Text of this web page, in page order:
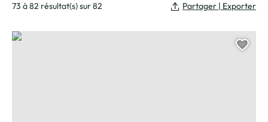
73 à 82 résultat(s) sur 82 Partager | Exporter
Joga Bonito Moncef Zebiri